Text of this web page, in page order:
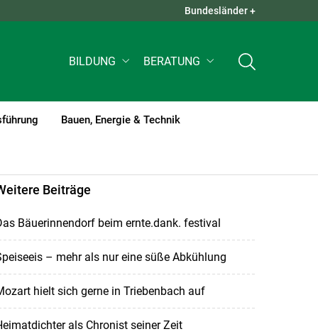
QUICK LINKS +
Bundesländer +
BILDUNG BERATUNG
Bauen, Energie & Technik
Beiträge
Bäuerinnendorf beim ernte.dank. festival
– mehr als nur eine süße Abkühlung
hielt sich gerne in Triebenbach auf
als Chronist seiner Zeit